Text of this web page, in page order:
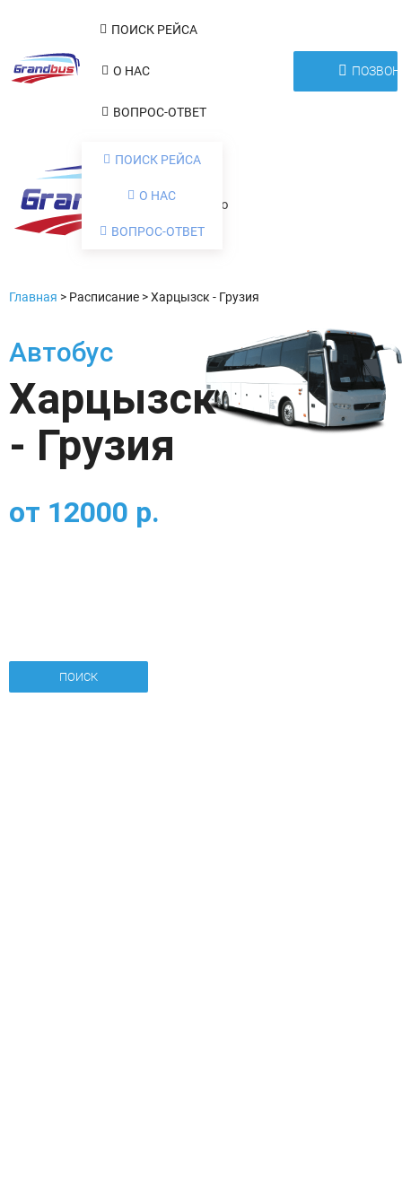
ПОИСК РЕЙСА
О НАС
ВОПРОС-ОТВЕТ
ПОИСК РЕЙСА
О НАС
ВОПРОС-ОТВЕТ
Меню
Главная > Расписание >Харцызск - Грузия
Автобус
Харцызск
- Грузия
от 12000 р.
ПОИСК